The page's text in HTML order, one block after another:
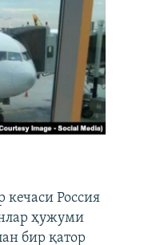
кечаси Россия
ҳужуми
бир қатор